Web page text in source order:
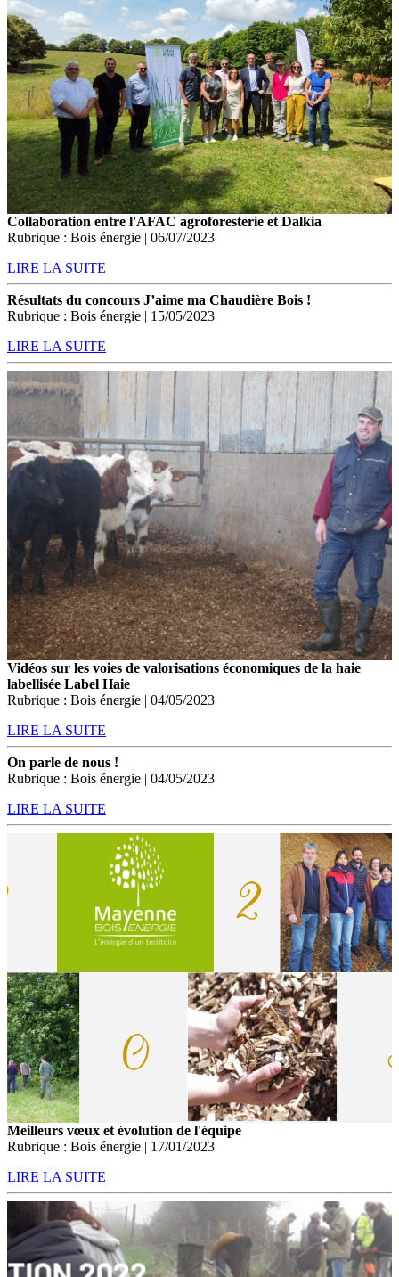
Collaboration entre l'AFAC agroforesterie et Dalkia
Rubrique : Bois énergie | 06/07/2023
LIRE LA SUITE
Résultats du concours J’aime ma Chaudière Bois !
Rubrique : Bois énergie | 15/05/2023
LIRE LA SUITE
Vidéos sur les voies de valorisations économiques de la haie
labellisée Label Haie
Rubrique : Bois énergie | 04/05/2023
LIRE LA SUITE
On parle de nous !
Rubrique : Bois énergie | 04/05/2023
LIRE LA SUITE
Meilleurs vœux et évolution de l'équipe
Rubrique : Bois énergie | 17/01/2023
LIRE LA SUITE